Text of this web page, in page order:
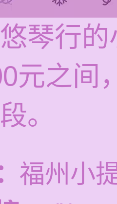
琴行
元之间
。
福州小